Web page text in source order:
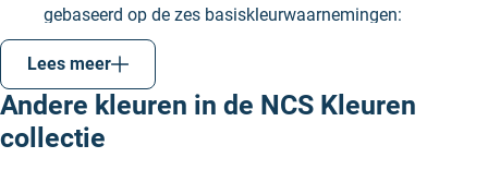
gebaseerd op de zes basiskleurwaarnemingen:
wit (W), zwart (S), geel (Y), rood (R), blauw (B) en
groen (G). Elke kleur in het systeem wordt
beschreven als een combinatie van deze
basiswaarnemingen.
Kleurcode structuur
Lees meer
Andere kleuren in de NCS Kleuren
collectie